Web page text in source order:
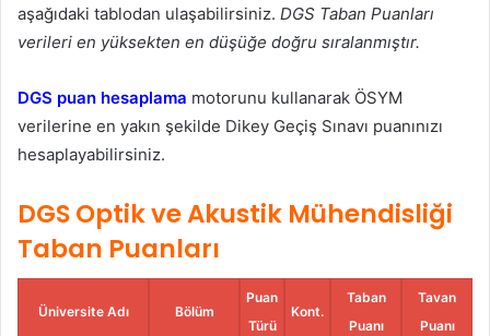
aşağıdaki tablodan ulaşabilirsiniz. DGS Taban Puanları
verileri en yüksekten en düşüğe doğru sıralanmıştır.
DGS puan hesaplama motorunu kullanarak ÖSYM
verilerine en yakın şekilde Dikey Geçiş Sınavı puanınızı
hesaplayabilirsiniz.
DGS Optik ve Akustik Mühendisliği
Taban Puanları
Üniversite Adı Bölüm
Puan
Türü
Kont.
Taban
Puanı
Tavan
Puanı